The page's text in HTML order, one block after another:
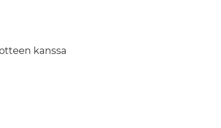
4,90 €kanssa